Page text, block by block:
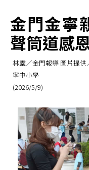
金門金
聲筒道感
林靈／金門報導 圖片提供
寧中小學
(2026/5/9)